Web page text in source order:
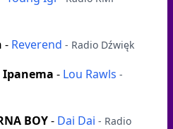
- Reverend - Radio Dźwięk
Ipanema - Lou Rawls -
BOY- Dai Dai - Radio